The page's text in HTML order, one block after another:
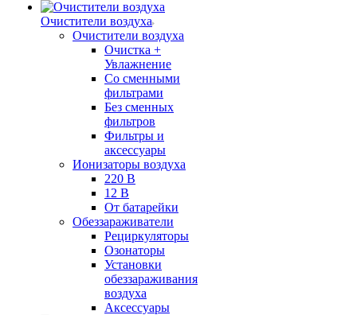
Очистители воздуха
Очистители воздуха
Очистка +
Увлажнение
Cо сменными
фильтрами
Без сменных
фильтров
Фильтры и
аксессуары
Ионизаторы воздуха
220 В
12 В
От батарейки
Обеззараживатели
Рециркуляторы
Озонаторы
Установки
обеззараживания
воздуха
Аксессуары